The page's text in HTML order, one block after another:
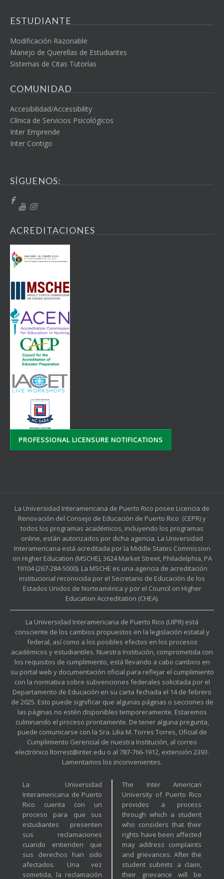
ESTUDIANTE
Modificación Razonable
Manejo de Querellas de Estudiantes
Sistemas de Citas Tutorías
COMUNIDAD
Accesibilidad/Accessibility
Clínica de Servicios Psicológicos
Inter Emprende
Inter Contigo
SÍGUENOS:
ACREDITACIONES
PROFESSIONAL LICENSURE NOTIFICATIONS
La Universidad Interamericana de Puerto Rico posee Licencia de
Renovación del Consejo de Educación de Puerto Rico (CEPR) y
todos los programas académicos, incluyendo los programas
online, están autorizados por dicha agencia. La Universidad
Interamericana está acreditada por la Middle States Commission
on Higher Education (MSCHE), 3624 Market Street, Philadelphia, PA
19104 (267-284-5000). La MSCHE es una agencia de acreditación
institucional reconocida por el Secretario de Educación de los
Estados Unidos de Norteamérica y por el Council on Higher
Education Accreditation (CHEA).
La Universidad Interamericana de Puerto Rico (UIPR) está
consciente de los cambios propuestos en la legislación estatal y
federal, así como a los posibles efectos en los procesos
académicos y estudiantiles. Nuestra Institución, comprometida con
los requisitos de cumplimiento, está llevando a cabo cambios en
su portal web y documentación oficial para reflejar el cumplimiento
con la normativa sobre subvenciones federales solicitada por el
Departamento de Educación en su carta fechada el 14 de febrero
de 2025. Esto puede significar que algunas páginas o secciones de
las páginas no estén disponibles temporeramente. Estaremos
culminando el proceso prontamente. De tener alguna pregunta,
puede comunicarse con la Sra. Lilia M. Torres Torres, Oficial de
Cumplimiento Gerencial de nuestra Institución, al correo
electrónico ltorrest@inter.edu o al 787-766-1912, extensión 2393.
Lamentamos los inconvenientes.
La Universidad
Interamericana de Puerto
Rico cuenta con un
proceso para que sus
estudiantes presenten
sus reclamaciones
cuando entienden que
sus derechos han sido
afectados. Una vez
sometida, la reclamación
The Inter American
University of Puerto Rico
provides a process
through which a student
who considers that their
rights have been affected
may address complaints
and grievances. After the
student submits a claim,
their grievance will be